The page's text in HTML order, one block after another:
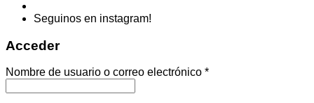
Seguinos en instagram!
Acceder
Nombre de usuario o correo electrónico *Obligatorio